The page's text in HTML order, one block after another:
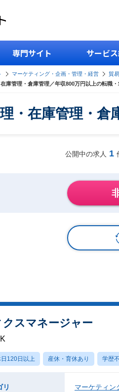
専門サイト サービ
マーケティング・企画・管理・経営 貿
庫管理・倉庫管理／年収800万円以上の転職
・在庫管理・
公開中の求人 1
クスマネージャー
120日以上 産休・育休あり 学歴
リ マーケティン